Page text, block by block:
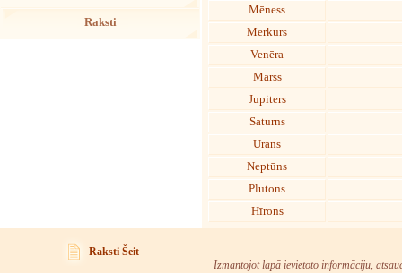
Raksti
Mēness
Merkurs
Venēra
Marss
Jupiters
Saturns
Urāns
Neptūns
Plutons
Hīrons
Raksti Šeit
Izmantojot lapā ievietoto informāciju,